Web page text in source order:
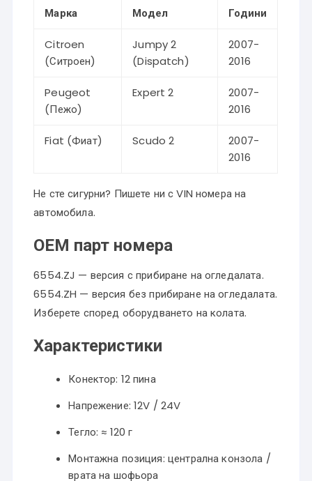
Марка Модел Години
Citroen
(Ситроен)
Jumpy 2
(Dispatch)
2007-
2016
Peugeot
(Пежо)
Expert 2
2007-
2016
Fiat (Фиат) Scudo 2
2007-
2016
Не сте сигурни? Пишете ни с VIN номера на
автомобила.
OEM парт номера
6554.ZJ — версия с прибиране на огледалата.
6554.ZH — версия без прибиране на огледалата.
Изберете според оборудването на колата.
Характеристики
Конектор: 12 пина
Напрежение: 12V / 24V
Тегло: ≈ 120 г
Монтажна позиция: централна конзола /
врата на шофьора